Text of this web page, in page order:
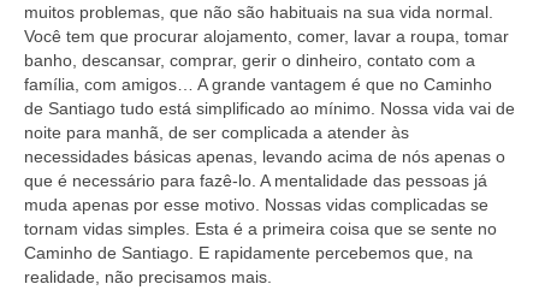
muitos problemas, que não são habituais na sua vida normal.
Você tem que procurar alojamento, comer, lavar a roupa, tomar
banho, descansar, comprar, gerir o dinheiro, contato com a
família, com amigos… A grande vantagem é que no Caminho
de Santiago tudo está simplificado ao mínimo. Nossa vida vai de
noite para manhã, de ser complicada a atender às
necessidades básicas apenas, levando acima de nós apenas o
que é necessário para fazê-lo. A mentalidade das pessoas já
muda apenas por esse motivo. Nossas vidas complicadas se
tornam vidas simples. Esta é a primeira coisa que se sente no
Caminho de Santiago. E rapidamente percebemos que, na
realidade, não precisamos mais.